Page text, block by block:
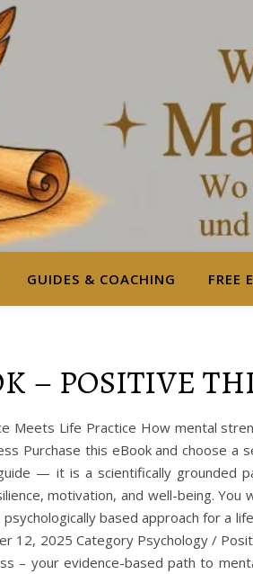
GUIDES & COACHING FREE
– POSITIVE
Meets Life Practice How mental
Purchase this eBook and choose
— it is a scientifically
motivation, and well-being.
based approach for a
12, 2025 Category Psychology /
– your evidence-based path to